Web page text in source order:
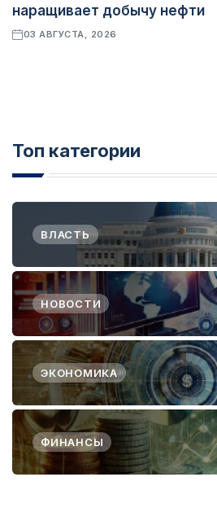
наращивает добычу нефти
03 АВГУСТА, 2026
Топ категории
ВЛАСТЬ
НОВОСТИ
ЭКОНОМИКА
ФИНАНСЫ